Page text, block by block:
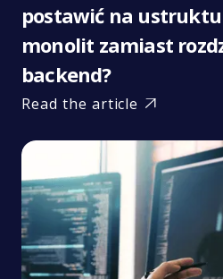
postawić na
monolit zamiast
backend?
Read the article 